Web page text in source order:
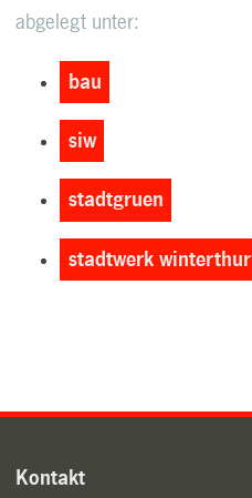
abgelegt unter:
bau
siw
stadtgruen
stadtwerk winterthur
Kontakt